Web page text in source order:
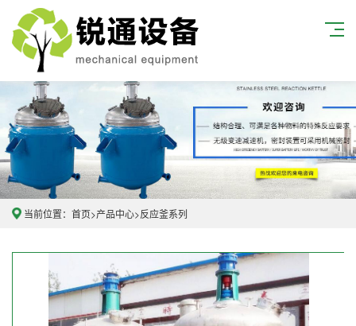
当前位置： 首页>产品中心>反应釜系列